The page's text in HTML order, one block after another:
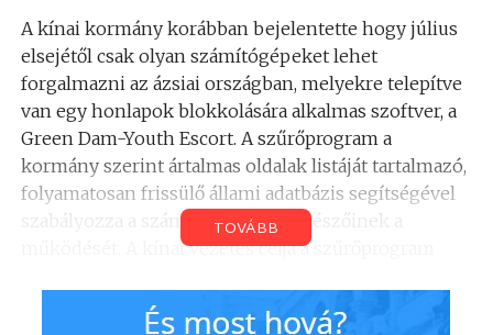
A kínai kormány korábban bejelentette hogy július
elsejétől csak olyan számítógépeket lehet
forgalmazni az ázsiai országban, melyekre telepítve
van egy honlapok blokkolására alkalmas szoftver, a
Green Dam-Youth Escort. A szűrőprogram a
kormány szerint ártalmas oldalak listáját tartalmazó,
folyamatosan frissülő állami adatbázis segítségével
szabályozza a számítógépek böngészőinek a
működését. A kínai vezetés célja a szűrőprogram
nyilatkozatok szerint az volt, hogy megóvja a
TOVÁBB